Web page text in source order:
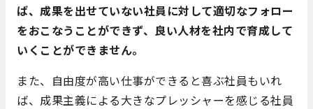
ば、成果を出せていない社員に対して適切なフォロー
をおこなうことができず、良い人材を社内で育成して
いくことができません。
また、自由度が高い仕事ができると喜ぶ社員もいれ
ば、成果主義による大きなプレッシャーを感じる社員